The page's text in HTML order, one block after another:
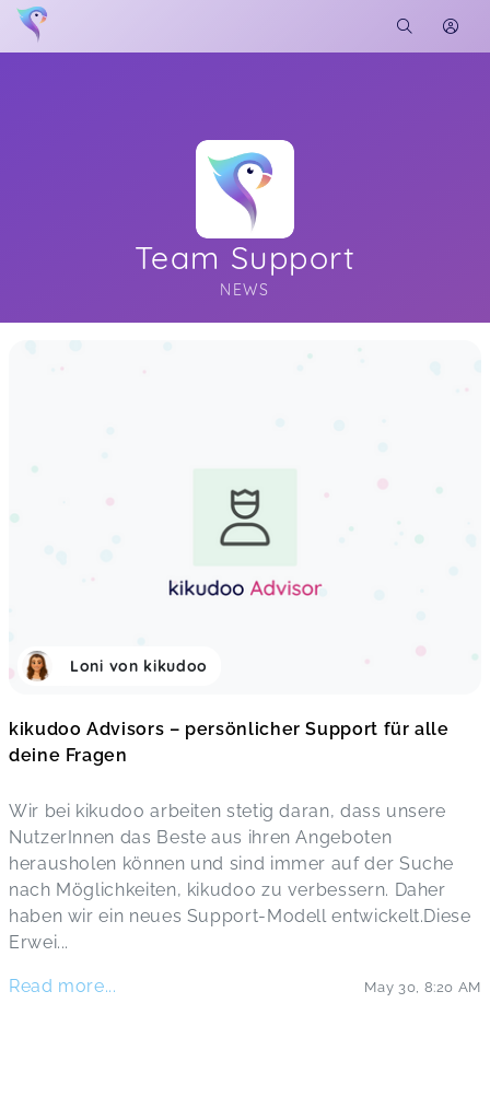
Team Support
NEWS
Soon you will learn more about me here...
Loni von kikudoo
kikudoo Advisors – persönlicher Support für alle
deine Fragen
Wir bei kikudoo arbeiten stetig daran, dass unsere
NutzerInnen das Beste aus ihren Angeboten
herausholen können und sind immer auf der Suche
nach Möglichkeiten, kikudoo zu verbessern. Daher
haben wir ein neues Support-Modell entwickelt.Diese
Erwei...
Read more... May 30 8:20 AM